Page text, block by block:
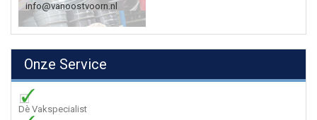
info@vanoostvoorn.nl
Onze Service
Dè Vakspecialist